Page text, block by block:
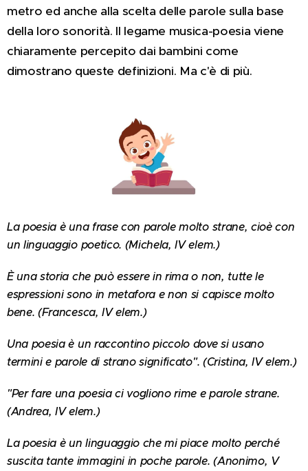
metro ed anche alla scelta delle parole sulla base
della loro sonorità. Il legame musica-poesia viene
chiaramente percepito dai bambini come
dimostrano queste definizioni. Ma c'è di più.
La poesia è una frase con parole molto strane, cioè con
un linguaggio poetico. (Michela, IV elem.)
È una storia che può essere in rima o non, tutte le
espressioni sono in metafora e non si capisce molto
bene. (Francesca, IV elem.)
Una poesia è un raccontino piccolo dove si usano
termini e parole di strano significato". (Cristina, IV elem.)
"Per fare una poesia ci vogliono rime e parole strane.
(Andrea, IV elem.)
La poesia è un linguaggio che mi piace molto perché
suscita tante immagini in poche parole. (Anonimo, V